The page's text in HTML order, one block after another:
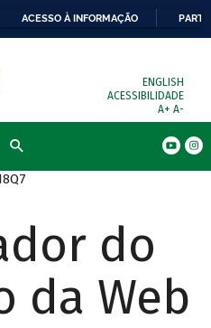
ACESSO À INFORMAÇÃO
ENGLISH
ACESSIBILIDADE
A+ A-
do
da Web